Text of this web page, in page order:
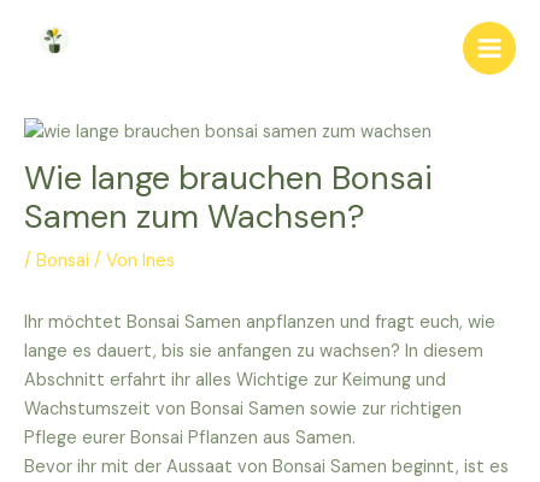
Main
Wie lange brauchen Bonsai
Samen zum Wachsen?
/ Bonsai / Von Ines
Ihr möchtet Bonsai Samen anpflanzen und fragt euch, wie
lange es dauert, bis sie anfangen zu wachsen? In diesem
Abschnitt erfahrt ihr alles Wichtige zur Keimung und
Wachstumszeit von Bonsai Samen sowie zur richtigen
Pflege eurer Bonsai Pflanzen aus Samen.
Bevor ihr mit der Aussaat von Bonsai Samen beginnt, ist es